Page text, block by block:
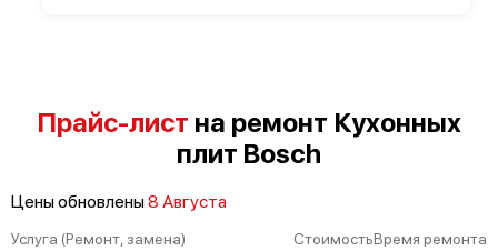
Прайс-лист на ремонт Кухонных
плит Bosch
Цены обновлены8 Августа
Услуга (Ремонт, замена) СтоимостьВремя ремонта